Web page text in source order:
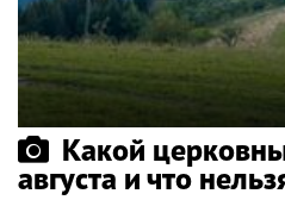
Какой
августа и что